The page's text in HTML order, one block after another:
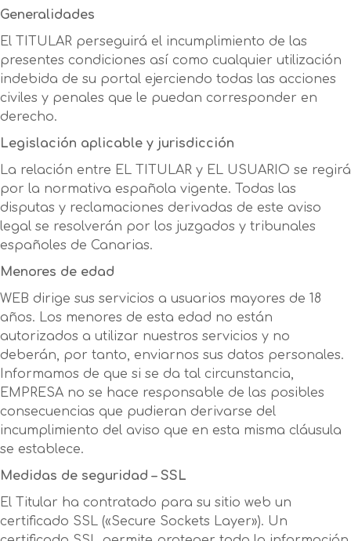
Generalidades
El TITULAR perseguirá el incumplimiento de las
presentes condiciones así como cualquier utilización
indebida de su portal ejerciendo todas las acciones
civiles y penales que le puedan corresponder en
derecho.
Legislación aplicable y jurisdicción
La relación entre EL TITULAR y EL USUARIO se regirá
por la normativa española vigente. Todas las
disputas y reclamaciones derivadas de este aviso
legal se resolverán por los juzgados y tribunales
españoles de Canarias.
Menores de edad
WEB dirige sus servicios a usuarios mayores de 18
años. Los menores de esta edad no están
autorizados a utilizar nuestros servicios y no
deberán, por tanto, enviarnos sus datos personales.
Informamos de que si se da tal circunstancia,
EMPRESA no se hace responsable de las posibles
consecuencias que pudieran derivarse del
incumplimiento del aviso que en esta misma cláusula
se establece.
Medidas de seguridad – SSL
El Titular ha contratado para su sitio web un
certificado SSL («Secure Sockets Layer»). Un